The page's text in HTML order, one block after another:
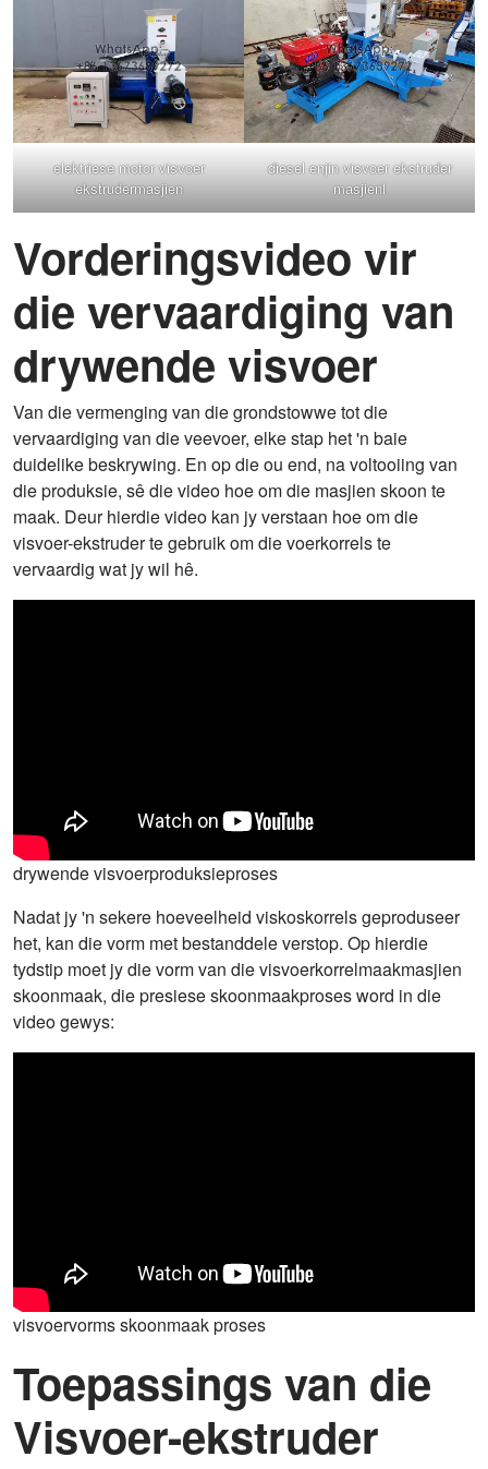
elektriese motor visvoer
ekstrudermasjien
diesel enjin visvoer ekstruder
masjienl
Vorderingsvideo vir
die vervaardiging van
drywende visvoer
Van die vermenging van die grondstowwe tot die
vervaardiging van die veevoer, elke stap het 'n baie
duidelike beskrywing. En op die ou end, na voltooiing van
die produksie, sê die video hoe om die masjien skoon te
maak. Deur hierdie video kan jy verstaan ​​hoe om die
visvoer-ekstruder te gebruik om die voerkorrels te
vervaardig wat jy wil hê.
drywende visvoerproduksieproses
Nadat jy 'n sekere hoeveelheid viskoskorrels geproduseer
het, kan die vorm met bestanddele verstop. Op hierdie
tydstip moet jy die vorm van die visvoerkorrelmaakmasjien
skoonmaak, die presiese skoonmaakproses word in die
video gewys:
visvoervorms skoonmaak proses
Toepassings van die
Visvoer-ekstruder